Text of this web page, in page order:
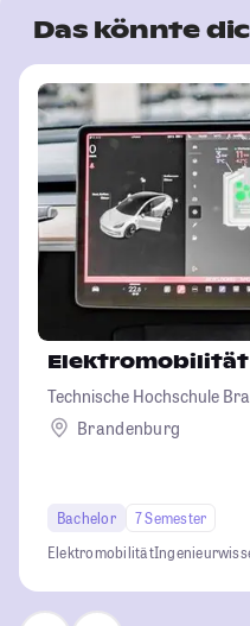
Das könnte
Elektromobilität
Technische Hochschule
Brandenburg
Bachelor
7 Semester
Elektromobilität